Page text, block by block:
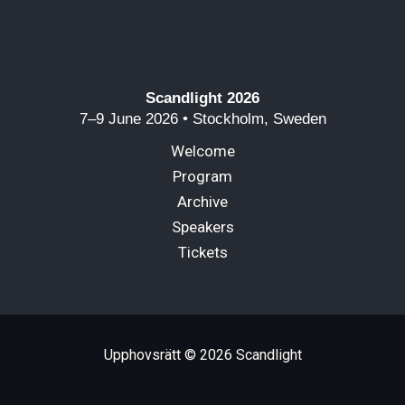
Scandlight 2026
7–9 June 2026 • Stockholm, Sweden
Welcome
Program
Archive
Speakers
Tickets
Upphovsrätt © 2026 Scandlight